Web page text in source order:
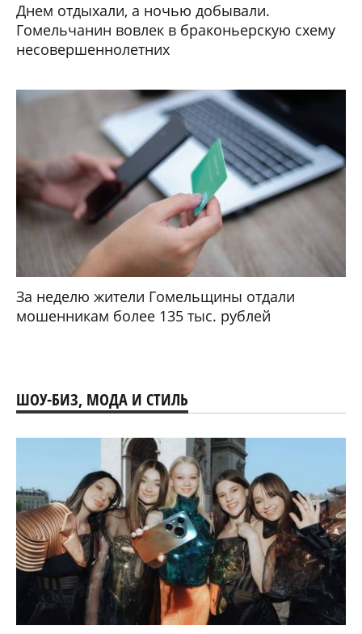
Днем отдыхали, а ночью добывали.
Гомельчанин вовлек в браконьерскую схему
несовершеннолетних
За неделю жители Гомельщины отдали
мошенникам более 135 тыс. рублей
ШОУ-БИЗ, МОДА И СТИЛЬ